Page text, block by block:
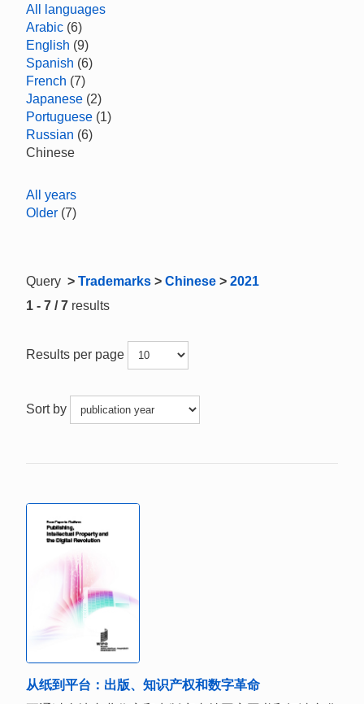
All languages
Arabic (6)
English (9)
Spanish (6)
French (7)
Japanese (2)
Portuguese (1)
Russian (6)
Chinese
All years
Older (7)
Query > Trademarks > Chinese > 2021
1 - 7 / 7 results
Results per page
Sort by
从纸到平台：出版、知识产权和数字革命